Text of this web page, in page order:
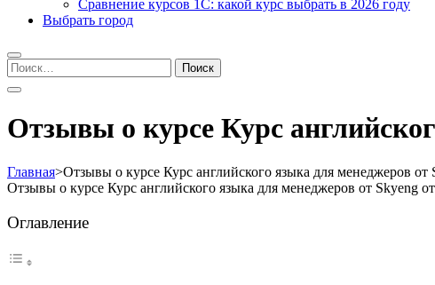
Сравнение курсов 1С: какой курс выбрать в 2026 году
Выбрать город
Найти:
Отзывы о курсе Курс
Главная>Отзывы о курсе Курс английского языка для менеджеров от
Отзывы о курсе Курс английского языка для менеджеров от Skyeng
Оглавление